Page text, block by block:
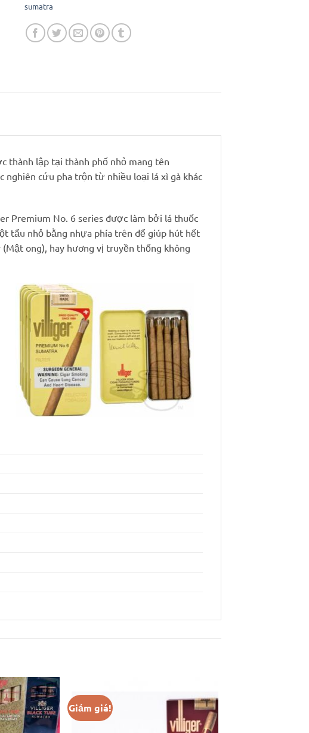
sumatra
thành lập tại thành phố nhỏ mang tên
cứu pha trộn từ nhiều loại lá xì gà khác
Premium No. 6 series được làm bởi lá thuốc
tẩu nhỏ bằng nhựa phía trên để giúp hút hết
(Mật ong), hay hương vị truyền thống không
Giảm giá!